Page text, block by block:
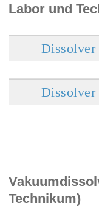
Labor und
Technikum)